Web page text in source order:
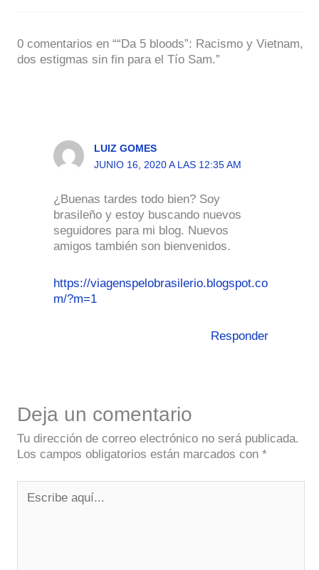
0 comentarios en ““Da 5 bloods”: Racismo y Vietnam,
dos estigmas sin fin para el Tío Sam.”
LUIZ GOMES
JUNIO 16, 2020 A LAS 12:35 AM
¿Buenas tardes todo bien? Soy
brasileño y estoy buscando nuevos
seguidores para mi blog. Nuevos
amigos también son bienvenidos.
https://viagenspelobrasilerio.blogspot.co
m/?m=1
Responder
Deja un comentario
Tu dirección de correo electrónico no será publicada.
Los campos obligatorios están marcados con *
aquí...